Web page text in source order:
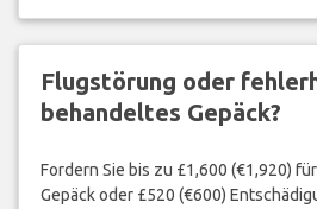
Flugstörung oder
behandeltes Gepäck?
Fordern Sie bis zu £1,600 (€1,920)
Gepäck oder £520 (€600)